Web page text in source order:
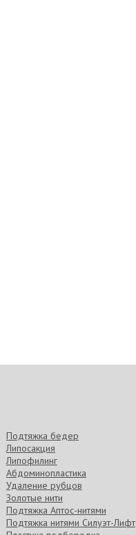
Подтяжка бедер
Липосакция
Липофилинг
Абдоминопластика
Удаление рубцов
Золотые нити
Подтяжка Аптос-нитями
Подтяжка нитями Силуэт-Лифт